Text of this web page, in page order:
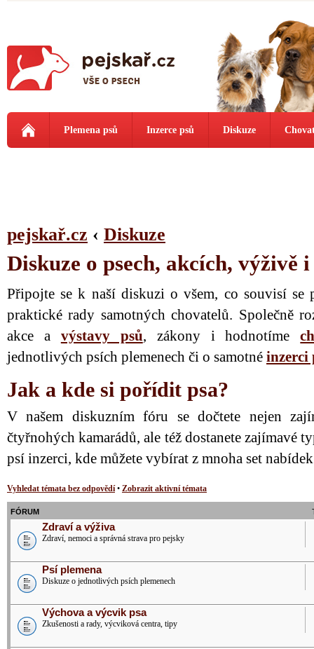
Plemena psů Inzerce psů Diskuze
pejskař.cz ‹ Diskuze
Diskuze o psech, akcích, výživě
Připojte se k naší diskuzi o všem, co souvisí se
praktické rady samotných chovatelů. Společně
akce a výstavy psů, zákony i hodnotíme
jednotlivých psích plemenech či o samotné inzerci
Jak a kde si pořídit psa?
V našem diskuzním fóru se dočtete nejen
čtyřnohých kamarádů, ale též dostanete zajímavé
psí inzerci, kde můžete vybírat z mnoha set
Vyhledat témata bez odpovědí• Zobrazit aktivní témata
FÓRUM
Zdraví a výživa
Zdraví, nemoci a správná strava pro pejsky
Psí plemena
Diskuze o jednotlivých psích plemenech
Výchova a výcvik psa
Zkušenosti a rady, výcviková centra, tipy